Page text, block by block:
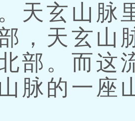
天玄山脉
，天玄山
部。而这
脉的一座